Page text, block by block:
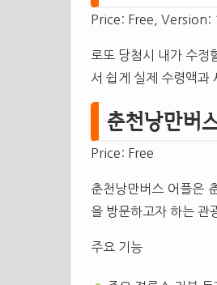
Price: Free, Version:
로또 당첨시 내가 수정
서 쉽게 실제 수령액과
춘천낭만버
Price: Free
춘천낭만버스 어플은
을 방문하고자 하는 관
주요 기능